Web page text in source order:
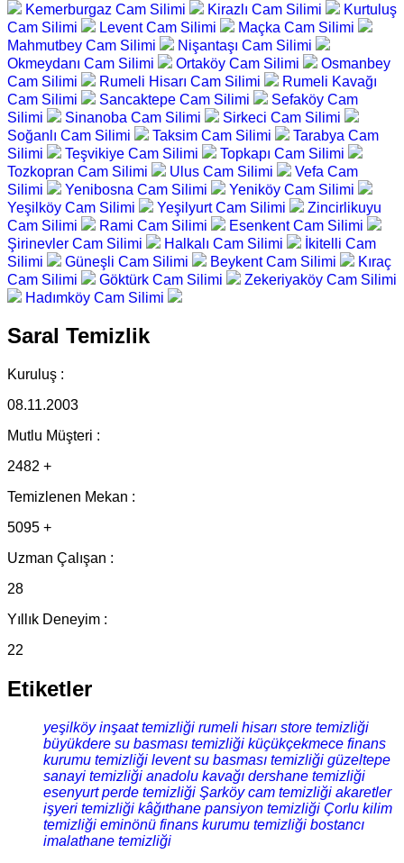
Kemerburgaz Cam Silimi
Kirazlı Cam Silimi
Kurtuluş
Cam Silimi
Levent Cam Silimi
Maçka Cam Silimi
Mahmutbey Cam Silimi
Nişantaşı Cam Silimi
Okmeydanı Cam Silimi
Ortaköy Cam Silimi
Osmanbey
Cam Silimi
Rumeli Hisarı Cam Silimi
Rumeli Kavağı
Cam Silimi
Sancaktepe Cam Silimi
Sefaköy Cam
Silimi
Sinanoba Cam Silimi
Sirkeci Cam Silimi
Soğanlı Cam Silimi
Taksim Cam Silimi
Tarabya Cam
Silimi
Teşvikiye Cam Silimi
Topkapı Cam Silimi
Tozkopran Cam Silimi
Ulus Cam Silimi
Vefa Cam
Silimi
Yenibosna Cam Silimi
Yeniköy Cam Silimi
Yeşilköy Cam Silimi
Yeşilyurt Cam Silimi
Zincirlikuyu
Cam Silimi
Rami Cam Silimi
Esenkent Cam Silimi
Şirinevler Cam Silimi
Halkalı Cam Silimi
İkitelli Cam
Silimi
Güneşli Cam Silimi Beykent Cam Silimi
Kıraç
Cam Silimi
Göktürk Cam Silimi
Zekeriyaköy Cam Silimi
Hadımköy Cam Silimi
Saral Temizlik
Kuruluş :
08.11.2003
Mutlu Müşteri :
2482 +
Temizlenen Mekan :
5095 +
Uzman Çalışan :
28
Yıllık Deneyim :
22
Etiketler
yeşilköy inşaat temizliği rumeli hisarı store temizliği
büyükdere su basması temizliği küçükçekmece finans
kurumu temizliği levent su basması temizliği güzeltepe
sanayi temizliği anadolu kavağı dershane temizliği
esenyurt perde temizliği Şarköy cam temizliği akaretler
işyeri temizliği kâğıthane pansiyon temizliği Çorlu kilim
temizliği eminönü finans kurumu temizliği bostancı
imalathane temizliği